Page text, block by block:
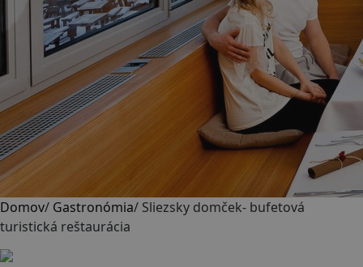
Domov/ Gastronómia/ Sliezsky domček- bufetová
turistická reštaurácia